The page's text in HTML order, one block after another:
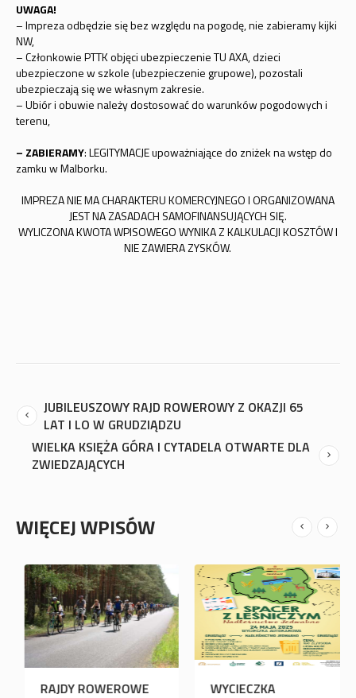
UWAGA!
– Impreza odbędzie się bez względu na pogodę, nie zabieramy kijki
NW,
– Członkowie PTTK objęci ubezpieczenie TU AXA, dzieci
ubezpieczone w szkole (ubezpieczenie grupowe), pozostali
ubezpieczają się we własnym zakresie.
– Ubiór i obuwie należy dostosować do warunków pogodowych i
terenu,
– ZABIERAMY: LEGITYMACJE upoważniające do zniżek na wstęp do
zamku w Malborku.
IMPREZA NIE MA CHARAKTERU KOMERCYJNEGO I ORGANIZOWANA
JEST NA ZASADACH SAMOFINANSUJĄCYCH SIĘ.
WYLICZONA KWOTA WPISOWEGO WYNIKA Z KALKULACJI KOSZTÓW I
NIE ZAWIERA ZYSKÓW.
JUBILEUSZOWY RAJD ROWEROWY Z OKAZJI 65
LAT I LO W GRUDZIĄDZU
WIELKA KSIĘŻA GÓRA I CYTADELA OTWARTE DLA
ZWIEDZAJĄCYCH
WIĘCEJ WPISÓW
RAJDY ROWEROWE
RAJDY ROWEROWE